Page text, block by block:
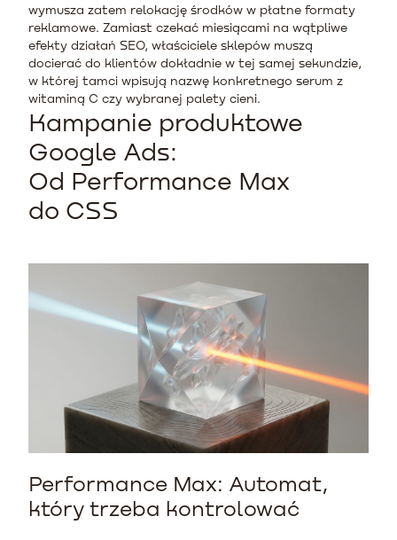
wymusza zatem relokację środków w płatne formaty
reklamowe. Zamiast czekać miesiącami na wątpliwe
efekty działań SEO, właściciele sklepów muszą
docierać do klientów dokładnie w tej samej sekundzie,
w której tamci wpisują nazwę konkretnego serum z
witaminą C czy wybranej palety cieni.
Kampanie produktowe
Google Ads:
Od Performance Max
do CSS
Performance Max: Automat,
który trzeba kontrolować